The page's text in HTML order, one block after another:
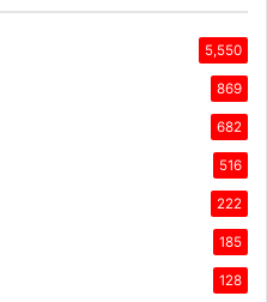
5,550
869
682
516
222
185
128